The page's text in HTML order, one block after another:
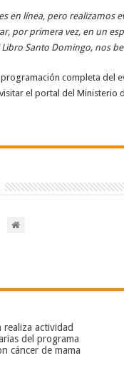
en línea, pero realizamos
por primera vez, en un
Santo Domingo, nos
programación completa del
el portal del Ministerio
realiza actividad
del programa
cáncer de mama